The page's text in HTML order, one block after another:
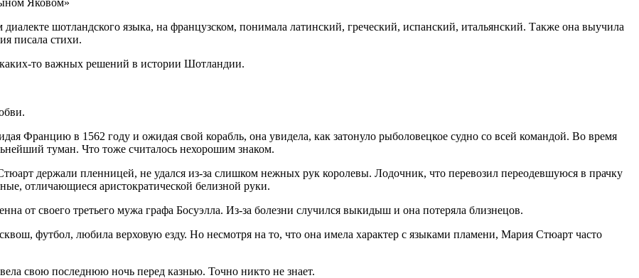
шотландского языка, на французском, понимала латинский, греческий, испанский, итальянский. Также она выучила
писала стихи.
то важных решений в истории Шотландии.
Францию в 1562 году и ожидая свой корабль, она увидела, как затонуло рыболовецкое судно со всей командой. Во время
туман. Что тоже считалось нехорошим знаком.
держали пленницей, не удался из-за слишком нежных рук королевы. Лодочник, что перевозил переодевшуюся в прачку
отличающиеся аристократической белизной руки.
от своего третьего мужа графа Босуэлла. Из-за болезни случился выкидыш и она потеряла близнецов.
футбол, любила верховую езду. Но несмотря на то, что она имела характер с языками пламени, Мария Стюарт часто
свою последнюю ночь перед казнью. Точно никто не знает.